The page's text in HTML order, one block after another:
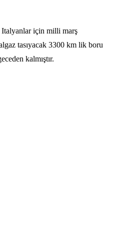
Italyanlar için milli marş
tasıyacak 3300 km lik boru
kalmıştır.